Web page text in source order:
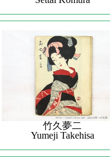
竹久夢二
Yumeji Takehisa